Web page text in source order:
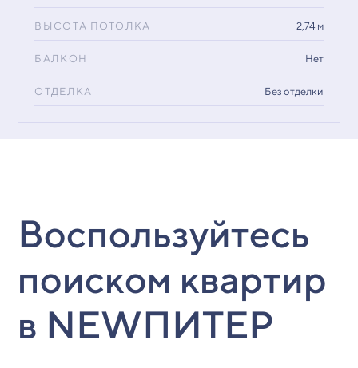
ВЫСОТА ПОТОЛКА 2,74 м
БАЛКОН Нет
ОТДЕЛКА Без отделки
Воспользуйтесь
поиском квартир
в NEWПИТЕР